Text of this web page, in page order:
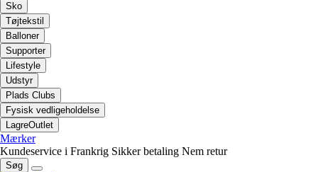
Sko
Tøjtekstil
Balloner
Supporter
Lifestyle
Udstyr
Plads Clubs
Fysisk vedligeholdelse
LagreOutlet
Mærker
Kundeservice i Frankrig Sikker betaling Nem retur
Søg